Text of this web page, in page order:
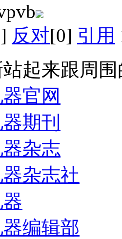
反对[0] 引用
起来跟周
官网
期刊
杂志
杂志社
编辑部